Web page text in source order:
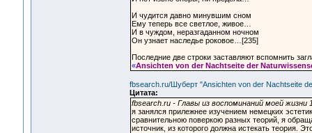
И чудится давно минувшим сном
Ему теперь все светлое, живое…
И в чуждом, неразгаданном ночном
Он узнает наследье роковое…[235]
Последние две строки заставляют вспомнить
«Ansichten von der Nachtseite der
fbsearch.ru/Шуберт "Ansichten von der Nachtseite
Цитата:
fbsearch.ru - Главы из воспоминаний моей жизни
я занялся прилежнее изучением немецких
сравнительною поверкою разных теорий, я
источник, из которого должна истекать теория.